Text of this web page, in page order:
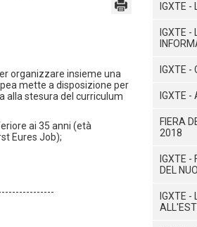
organizzare insieme una
mette a disposizione per
alla stesura del curriculum
ai 35 anni (età
Eures Job);
IGXTE -
IGXTE -
IGXTE -
IGXTE -
FIERA
2018
IGXTE -
DEL
IGXTE -